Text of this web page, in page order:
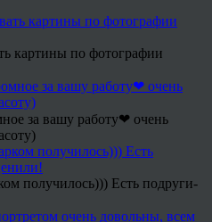
картины по фотографии
за вашу работу❤ очень
получилось))) Есть подруги-